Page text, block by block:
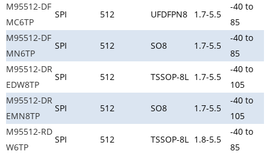
M95512-DF
MC6TP
SPI 512 UFDFPN8 1.7-5.5
-40 to
85
M95512-DF
MN6TP
SPI 512 SO8 1.7-5.5
-40 to
85
M95512-DR
EDW8TP
SPI 512 TSSOP-8L 1.7-5.5
-40 to
105
M95512-DR
EMN8TP
SPI 512 SO8 1.7-5.5
-40 to
105
M95512-RD
W6TP
SPI 512 TSSOP-8L 1.8-5.5
-40 to
85